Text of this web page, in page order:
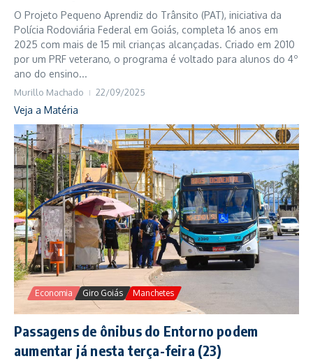
O Projeto Pequeno Aprendiz do Trânsito (PAT), iniciativa da
Polícia Rodoviária Federal em Goiás, completa 16 anos em
2025 com mais de 15 mil crianças alcançadas. Criado em 2010
por um PRF veterano, o programa é voltado para alunos do 4º
ano do ensino...
Murillo Machado 22/09/2025
Veja a Matéria
Economia Giro Goiás Manchetes
Passagens de ônibus do Entorno podem
aumentar já nesta terça-feira (23)